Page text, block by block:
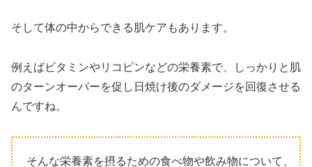
そして体の中からできる肌ケアもあります。
例えばビタミンやリコピンなどの栄養素で、しっかりと肌
のターンオーバーを促し日焼け後のダメージを回復させる
んですね。
そんな栄養素を摂るための食べ物や飲み物について、